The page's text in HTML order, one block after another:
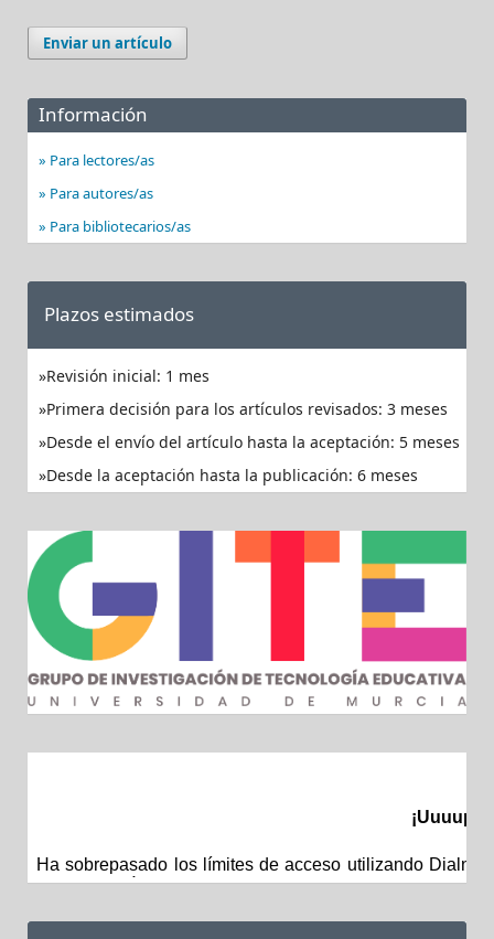
Enviar un artículo
Información
Para lectores/as
Para autores/as
Para bibliotecarios/as
Plazos estimados
Revisión inicial: 1 mes
Primera decisión para los artículos revisados: 3 meses
Desde el envío del artículo hasta la aceptación: 5 meses
Desde la aceptación hasta la publicación: 6 meses